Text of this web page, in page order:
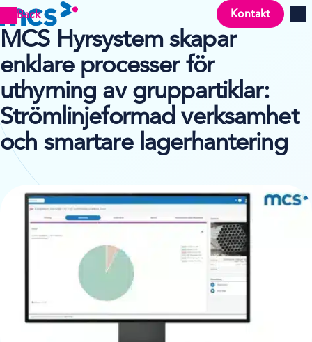
Back Kontakt
MCS Hyrsystem skapar
enklare processer för
uthyrning av gruppartiklar:
Strömlinjeformad verksamhet
och smartare lagerhantering